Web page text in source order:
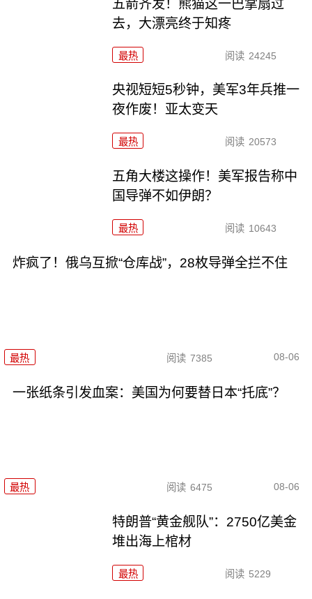
五箭齐发！熊猫这一巴掌扇过
去，大漂亮终于知疼
最热 阅读 24245
央视短短5秒钟，美军3年兵推一
夜作废！亚太变天
最热 阅读 20573
五角大楼这操作！美军报告称中
国导弹不如伊朗？
最热 阅读 10643
炸疯了！俄乌互掀“仓库战”，28枚导弹全拦不住
最热 阅读 7385 08-06
一张纸条引发血案：美国为何要替日本“托底”？
最热 阅读 6475 08-06
特朗普“黄金舰队”：2750亿美金
堆出海上棺材
最热 阅读 5229